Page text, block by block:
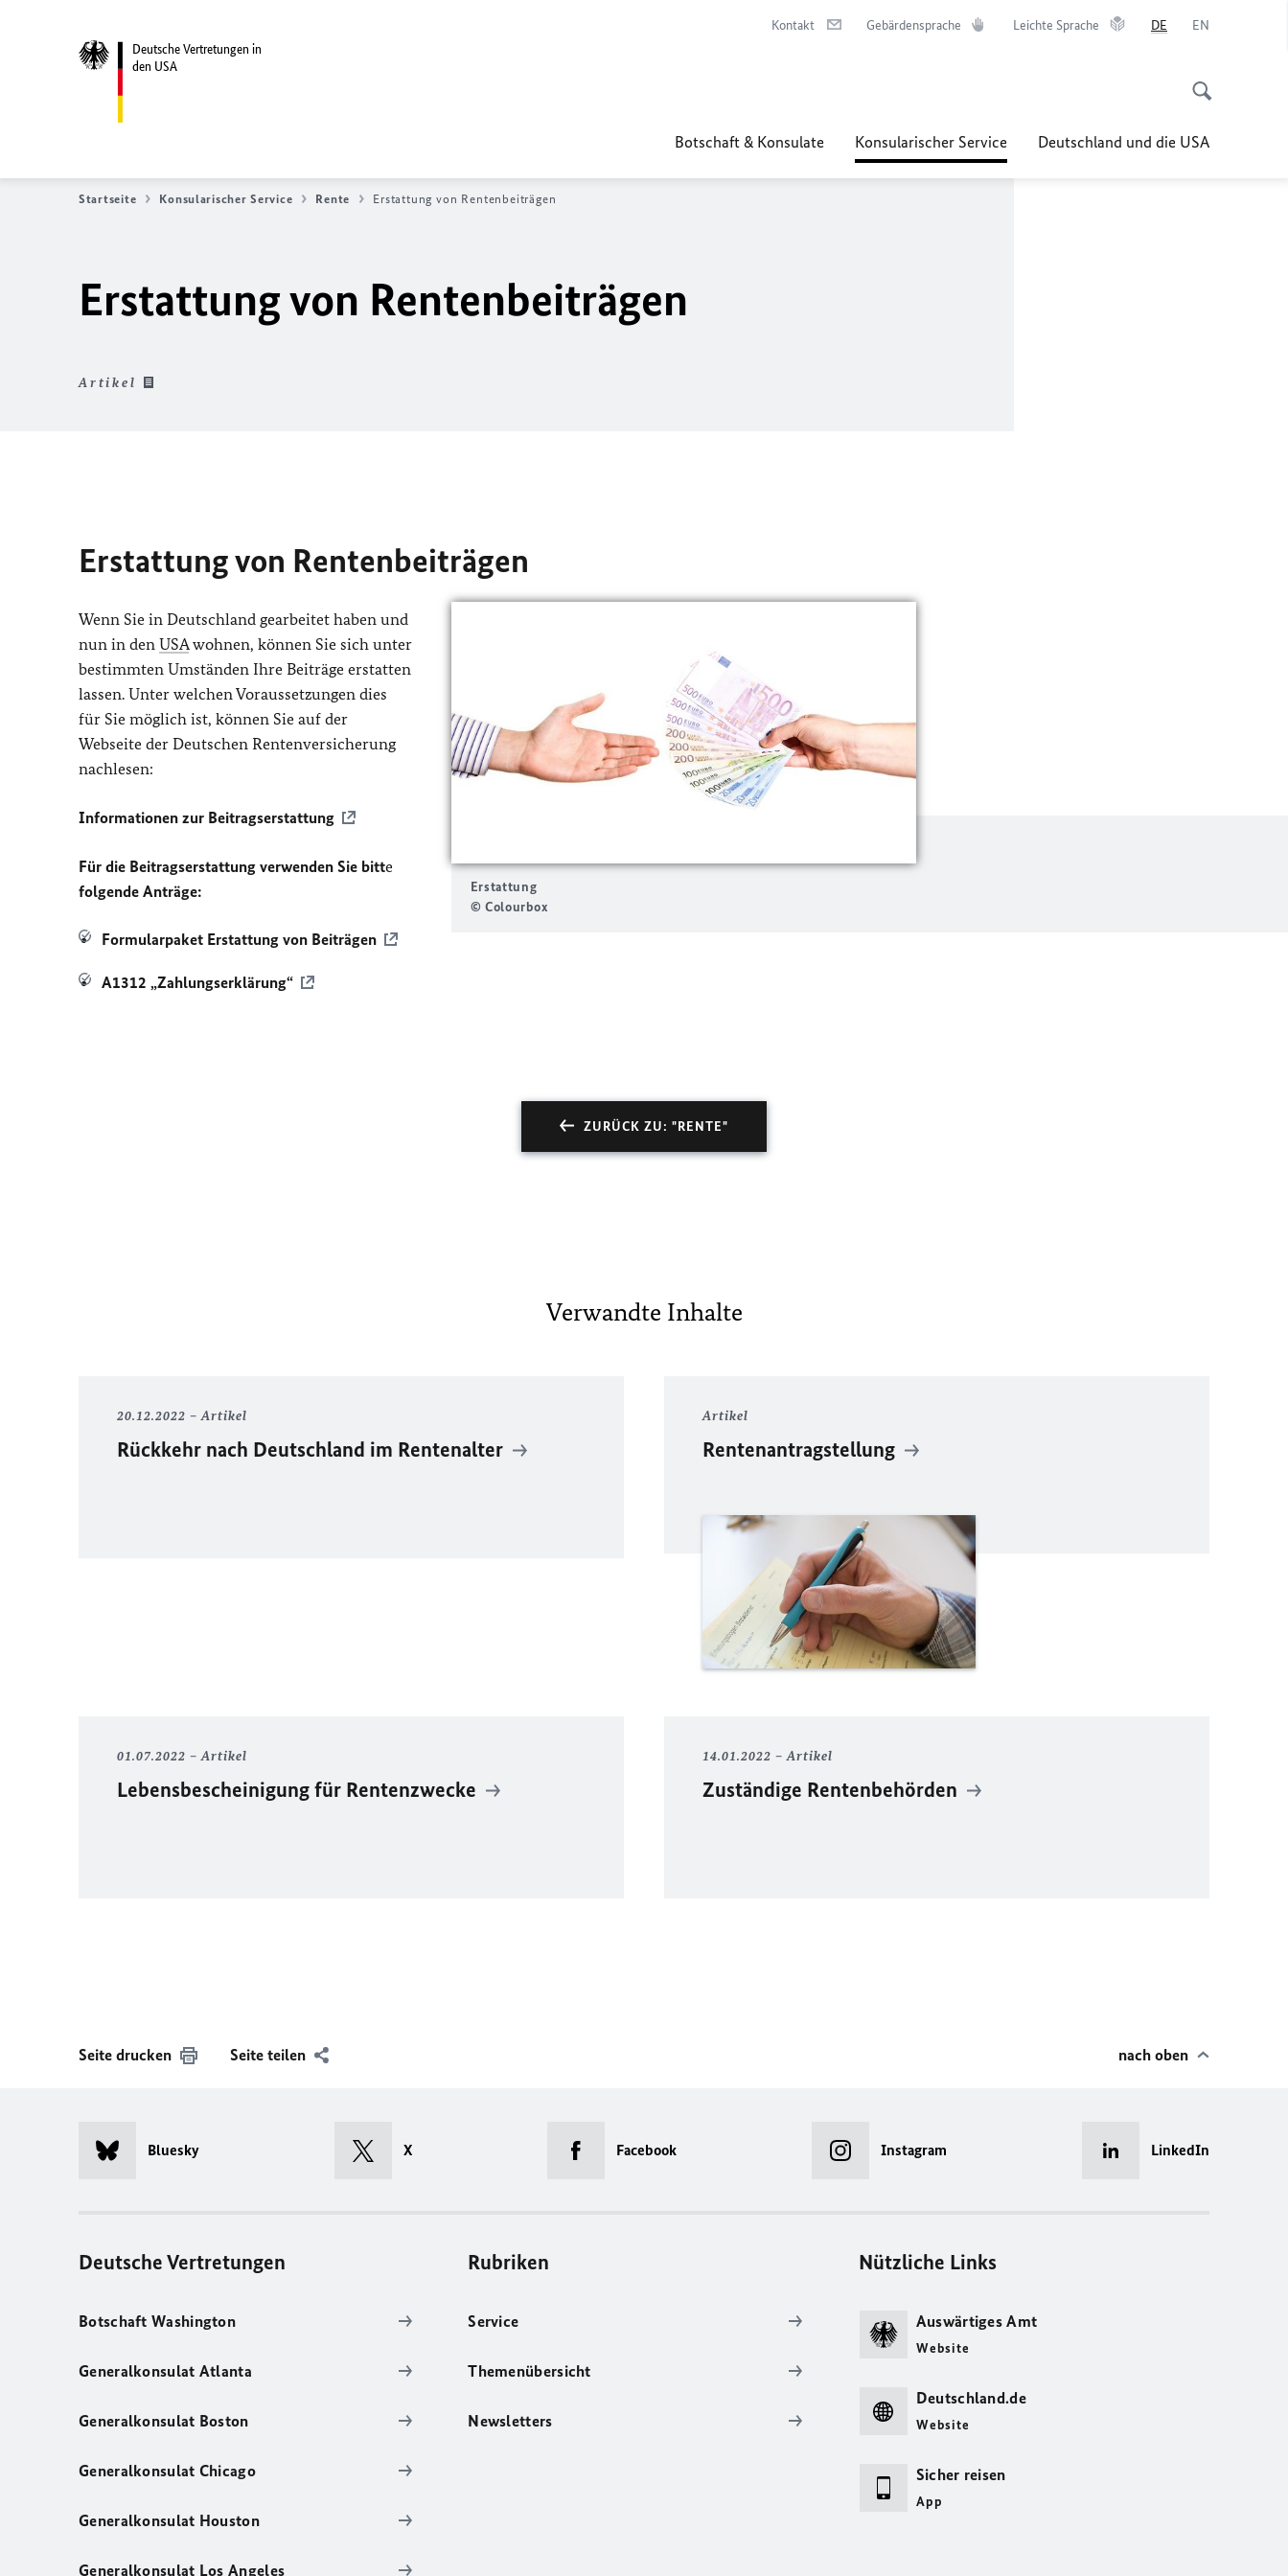
Deutsche Vertretungen in
den USA
Kontakt Gebärdensprache Leichte Sprache DE EN
Botschaft & Konsulate Konsularischer Service Deutschland und die USA
Startseite Konsularischer Service Rente Erstattung von Rentenbeiträgen
Erstattung von Rentenbeiträgen
Artikel
Erstattung von Rentenbeiträgen
Erstattung
© Colourbox
Wenn Sie in Deutschland gearbeitet haben und
nun in den USAwohnen, können Sie sich unter
bestimmten Umständen Ihre Beiträge erstatten
lassen. Unter welchen Voraussetzungen dies
für Sie möglich ist, können Sie auf der
Webseite der Deutschen Rentenversicherung
nachlesen:
Informationen zur Beitragserstattung
Für die Beitragserstattung verwenden Sie bitte
folgende Anträge:
Formularpaket Erstattung von Beiträgen
A1312 „Zahlungserklärung“
ZURÜCK ZU: "RENTE"
Verwandte Inhalte
20.12.2022 Artikel
Rückkehr nach Deutschland im Rentenalter
Artikel
Rentenantragstellung
01.07.2022 Artikel
Lebensbescheinigung für Rentenzwecke
14.01.2022 Artikel
Zuständige Rentenbehörden
Seite drucken Seite teilen nach oben
Bluesky X Facebook Instagram LinkedIn
Deutsche Vertretungen
Botschaft Washington
Generalkonsulat Atlanta
Generalkonsulat Boston
Generalkonsulat Chicago
Generalkonsulat Houston
Generalkonsulat Los Angeles
Rubriken
Service
Themenübersicht
Newsletters
Nützliche Links
Auswärtiges Amt
Website
Deutschland.de
Website
Sicher reisen
App